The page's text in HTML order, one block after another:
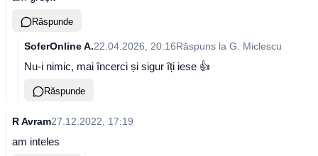
Răspunde
SoferOnline A.22.04.2026, 20:16Răspuns la G. Miclescu
Nu-i nimic, mai încerci și sigur îți iese 👍
Răspunde
R Avram27.12.2022, 17:19
am inteles